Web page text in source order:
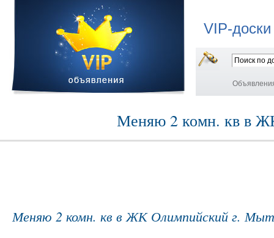
VIP-
Меняю 2 комн. кв в
Меняю 2 комн. кв в ЖК Олимпийский г.